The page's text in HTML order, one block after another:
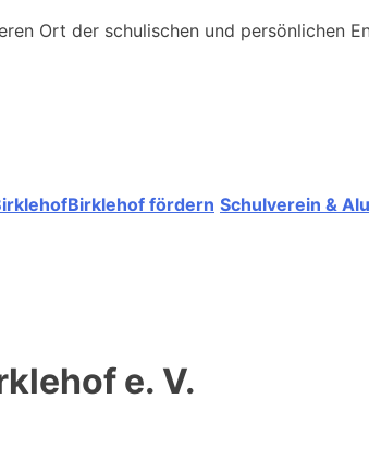
Ort der schulischen und
Birklehof fördern Schulverein &
e. V.